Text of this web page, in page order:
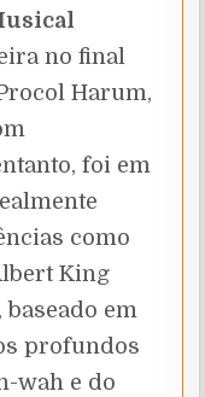
no final
Harum,
foi em
como
King
em
profundos
wah e do